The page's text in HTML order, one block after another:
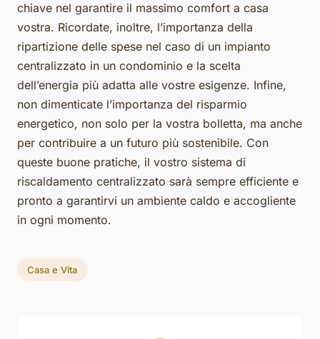
chiave nel garantire il massimo comfort a casa
vostra. Ricordate, inoltre, l’importanza della
ripartizione delle spese nel caso di un impianto
centralizzato in un condominio e la scelta
dell’energia più adatta alle vostre esigenze. Infine,
non dimenticate l’importanza del risparmio
energetico, non solo per la vostra bolletta, ma anche
per contribuire a un futuro più sostenibile. Con
queste buone pratiche, il vostro sistema di
riscaldamento centralizzato sarà sempre efficiente e
pronto a garantirvi un ambiente caldo e accogliente
in ogni momento.
Casa e Vita